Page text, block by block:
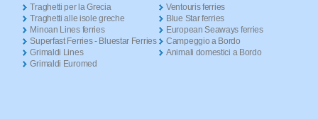
Traghetti per la Grecia
Traghetti alle isole greche
Minoan Lines ferries
Superfast Ferries - Bluestar Ferries
Grimaldi Lines
Grimaldi Euromed
Ventouris ferries
Blue Star ferries
European Seaways ferries
Campeggio a Bordo
Animali domestici a Bordo